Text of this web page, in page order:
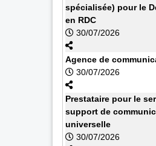
spécialisée) pour le
en RDC
30/07/2026
Agence de
30/07/2026
Prestataire pour le
support de
universelle
30/07/2026